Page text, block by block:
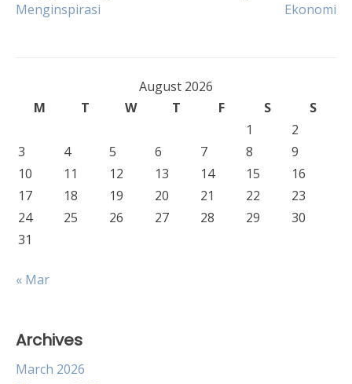
navigation
Menginspirasi
Ekonomi
August 2026
M
T W T F S
S
1
2
3
4 5 6 7 8
9
10
11 12 13 14 15
16
17
18 19 20 21 22
23
24
25 26 27 28 29
30
31
« Mar
Archives
March 2026